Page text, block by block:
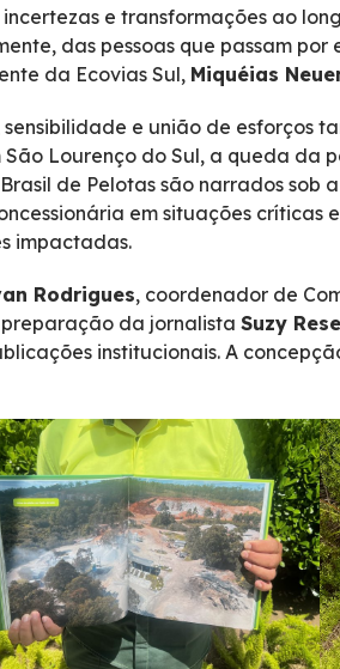
e transformações ao
das pessoas que passam por
da Ecovias Sul, Miquéias
e união de esforços
Lourenço do Sul, a queda da
de Pelotas são narrados sob
em situações críticas
impactadas.
Rodrigues, coordenador de
da jornalista Suzy
institucionais. A